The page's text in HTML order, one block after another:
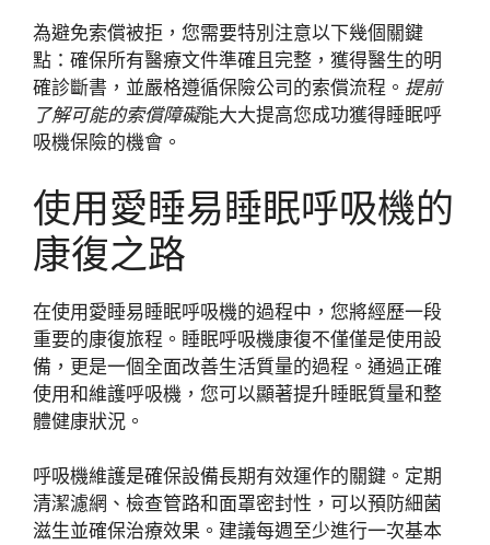
為避免索償被拒，您需要特別注意以下幾個關鍵
點：確保所有醫療文件準確且完整，獲得醫生的明
確診斷書，並嚴格遵循保險公司的索償流程。 提前
了解可能的索償障礙能大大提高您成功獲得睡眠呼
吸機保險的機會。
使用愛睡易睡眠呼吸機的
康復之路
在使用愛睡易睡眠呼吸機的過程中，您將經歷一段
重要的康復旅程。睡眠呼吸機康復不僅僅是使用設
備，更是一個全面改善生活質量的過程。通過正確
使用和維護呼吸機，您可以顯著提升睡眠質量和整
體健康狀況。
呼吸機維護是確保設備長期有效運作的關鍵。定期
清潔濾網、檢查管路和面罩密封性，可以預防細菌
滋生並確保治療效果。建議每週至少進行一次基本